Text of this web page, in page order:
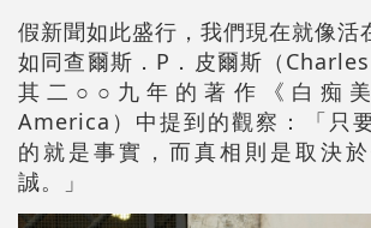
假新聞如此盛行，我們現在就像活
如同查爾斯．P．皮爾斯（
其二○○九年的著作《白痴
America）中提到的觀察：「只
的就是事實，而真相則是取決
誠。」